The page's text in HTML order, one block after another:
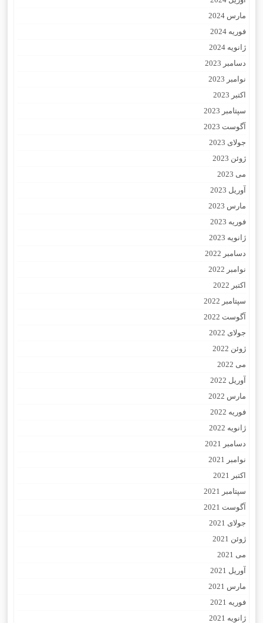
مارس 2024
فوریه 2024
ژانویه 2024
دسامبر 2023
نوامبر 2023
اکتبر 2023
سپتامبر 2023
آگوست 2023
جولای 2023
ژوئن 2023
می 2023
آوریل 2023
مارس 2023
فوریه 2023
ژانویه 2023
دسامبر 2022
نوامبر 2022
اکتبر 2022
سپتامبر 2022
آگوست 2022
جولای 2022
ژوئن 2022
می 2022
آوریل 2022
مارس 2022
فوریه 2022
ژانویه 2022
دسامبر 2021
نوامبر 2021
اکتبر 2021
سپتامبر 2021
آگوست 2021
جولای 2021
ژوئن 2021
می 2021
آوریل 2021
مارس 2021
فوریه 2021
ژانویه 2021